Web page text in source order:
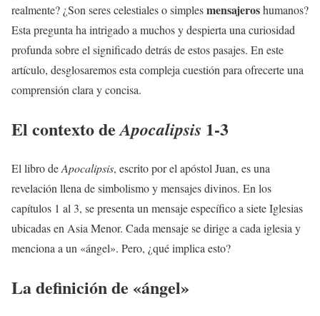
realmente? ¿Son seres celestiales o simplesmensajeroshumanos?
Esta pregunta ha intrigado a muchos y despierta una curiosidad
profunda sobre el significado detrás de estos pasajes. En este
artículo, desglosaremos esta compleja cuestión para ofrecerte una
comprensión clara y concisa.
El contexto deApocalipsis 1-3
El libro deApocalipsis, escrito por el apóstol Juan, es una
revelación llena de simbolismo y mensajes divinos. En los
capítulos 1 al 3, se presenta un mensaje específico a siete Iglesias
ubicadas en Asia Menor. Cada mensaje se dirige a cada iglesia y
menciona a un «ángel». Pero, ¿qué implica esto?
La definición de «ángel»